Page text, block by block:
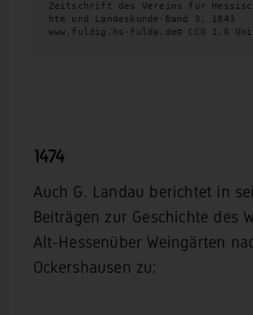
Zeitschrift des Vereins für
hte und Landeskunde-Band 3, 1843
www.fuldig.hs-fulda.de© CC0 1.0
1474
Auch G. Landau berichtet in
Beiträgen zur Geschichte des
Alt-Hessenüber Weingärten
Ockershausen zu: